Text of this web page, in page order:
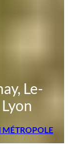
Le-
MÉTROPOLE